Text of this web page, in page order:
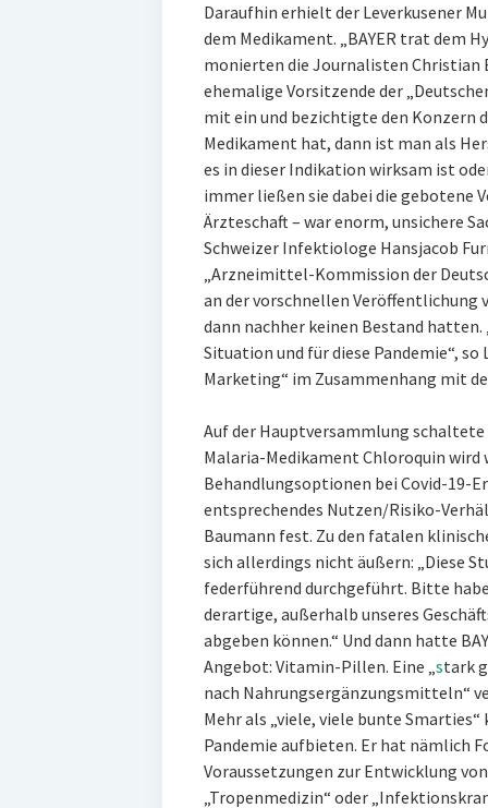
Daraufhin erhielt der Leverkusener
dem Medikament. „BAYER trat dem
monierten die Journalisten Christian
ehemalige Vorsitzende der
mit ein und bezichtigte den Konzern
Medikament hat, dann ist man als
es in dieser Indikation wirksam ist
immer ließen sie dabei die gebotene
Ärzteschaft – war enorm, unsichere
Schweizer Infektiologe Hansjacob
„Arzneimittel-Kommission der
an der vorschnellen Veröffentlichung
dann nachher keinen Bestand
Situation und für diese Pandemie“, so
Marketing“ im Zusammenhang mit
Auf der Hauptversammlung schaltete
Malaria-Medikament Chloroquin
Behandlungsoptionen bei Covid-19-
entsprechendes Nutzen/Risiko-
Baumann fest. Zu den fatalen
sich allerdings nicht äußern: „Diese
federführend durchgeführt. Bitte
derartige, außerhalb unseres
abgeben können.“ Und dann hatte
Angebot: Vitamin-Pillen. Eine „stark
nach Nahrungsergänzungsmitteln“
Mehr als „viele, viele bunte
Pandemie aufbieten. Er hat nämlich
Voraussetzungen zur Entwicklung
„Tropenmedizin“ oder